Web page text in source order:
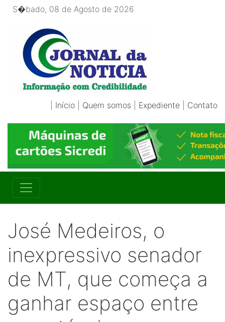
S�bado, 08 de Agosto de 2026
Início Quem somos Expediente Contato
José Medeiros, o
inexpressivo senador
de MT, que começa a
ganhar espaço entre